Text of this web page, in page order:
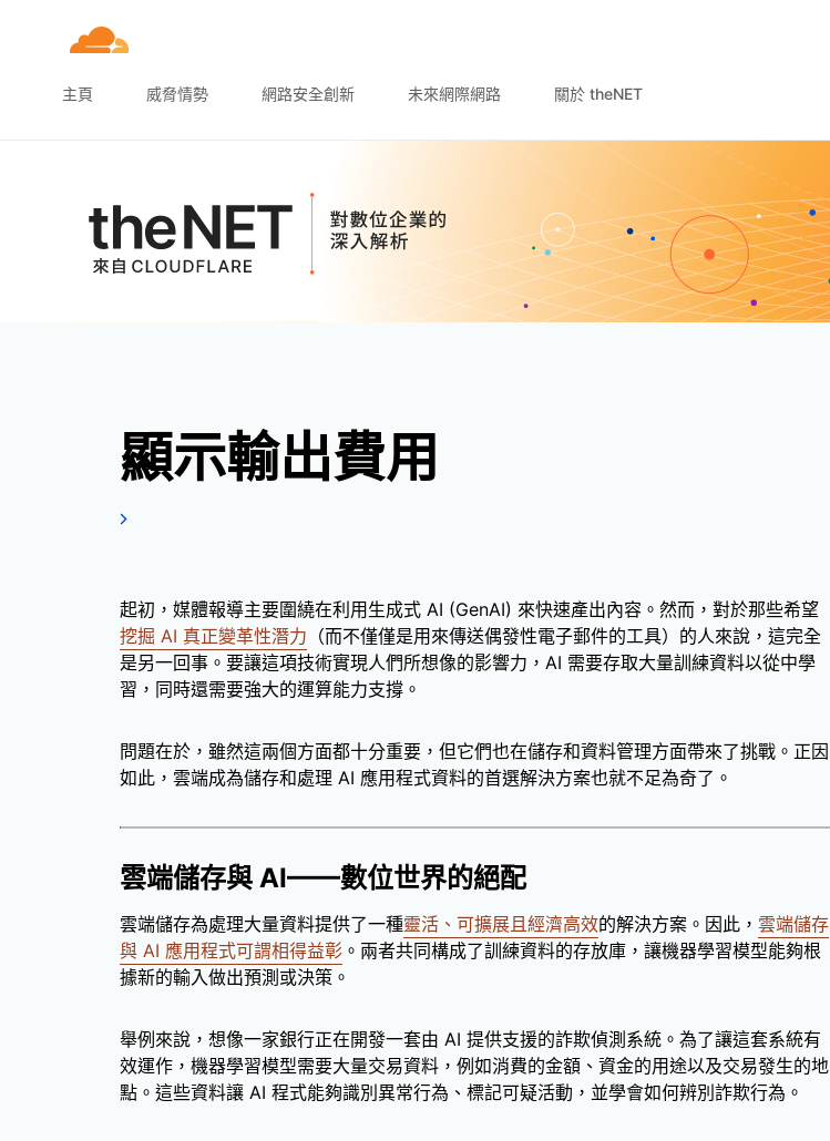
主頁 威脅情勢 網路安全創新 未來網際網路 關於 theNET
顯示輸出費用
起初，媒體報導主要圍繞在利用生成式 AI (GenAI) 來快速產出內容。然而，對於那些希望
挖掘 AI 真正變革性潛力 （而不僅僅是用來傳送偶發性電子郵件的工具）的人來說，這完全
是另一回事。要讓這項技術實現人們所想像的影響力，AI 需要存取大量訓練資料以從中學
習，同時還需要強大的運算能力支撐。
問題在於，雖然這兩個方面都十分重要，但它們也在儲存和資料管理方面帶來了挑戰。正因
如此，雲端成為儲存和處理 AI 應用程式資料的首選解決方案也就不足為奇了。
雲端儲存與 AI——數位世界的絕配
雲端儲存為處理大量資料提供了一種靈活、可擴展且經濟高效的解決方案。因此， 雲端儲存
與 AI 應用程式可謂相得益彰 。兩者共同構成了訓練資料的存放庫，讓機器學習模型能夠根
據新的輸入做出預測或決策。
舉例來說，想像一家銀行正在開發一套由 AI 提供支援的詐欺偵測系統。為了讓這套系統有
效運作，機器學習模型需要大量交易資料，例如消費的金額、資金的用途以及交易發生的地
點。這些資料讓 AI 程式能夠識別異常行為、標記可疑活動，並學會如何辨別詐欺行為。